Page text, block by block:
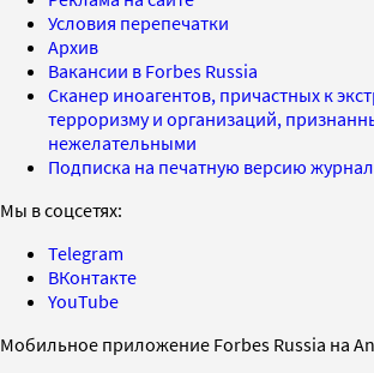
Условия перепечатки
Архив
Вакансии в Forbes Russia
Сканер иноагентов, причастных к
терроризму и организаций,
нежелательными
Подписка на печатную версию
Мы в соцсетях:
Telegram
ВКонтакте
YouTube
Мобильное приложение Forbes Russia на